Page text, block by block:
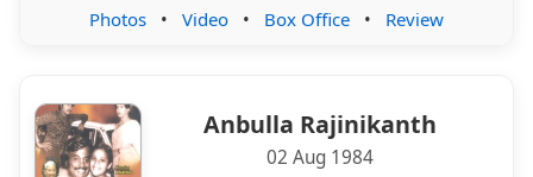
Photos • Video • Box Office • Review
Anbulla Rajinikanth
02 Aug 1984